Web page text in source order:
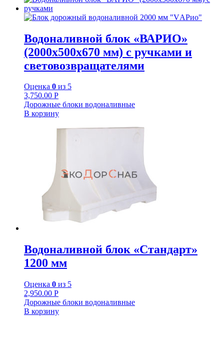
Водоналивной блок «ВАРИО»
(2000х500х670 мм) с ручками и
световозвращателями
Оценка 0 из 5
3,750.00 Р
Дорожные блоки водоналивные
В корзину
Водоналивной блок «Стандарт»
1200 мм
Оценка 0 из 5
2,950.00 Р
Дорожные блоки водоналивные
В корзину